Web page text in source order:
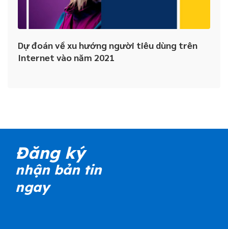
Dự đoán về xu hướng người tiêu dùng trên
Internet vào năm 2021
Đăng ký
nhận bản tin
ngay